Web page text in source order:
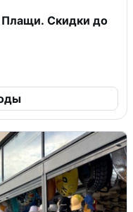
Плащи. Скидки до